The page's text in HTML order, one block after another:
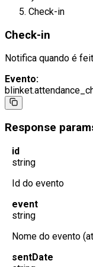
Check-in
Check-in
Notifica quando é
Evento:
Response
id
string
Id do evento
event
string
Nome do evento
sentDate